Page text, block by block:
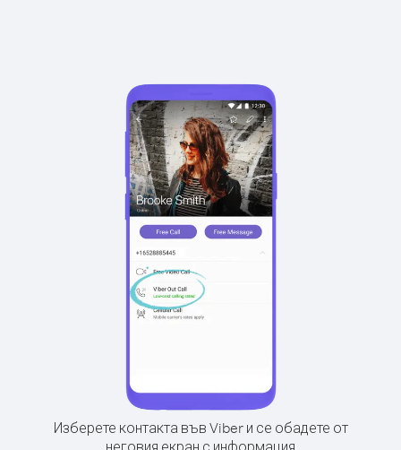
Изберете контакта във Viber и се обадете от
неговия екран с информация